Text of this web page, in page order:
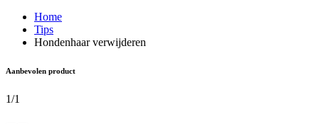
Home
Tips
Hondenhaar verwijderen
Aanbevolen product
1/1